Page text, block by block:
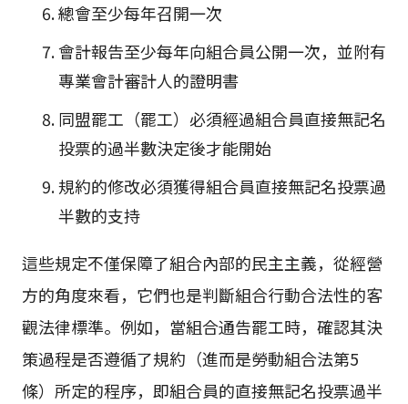
總會至少每年召開一次
會計報告至少每年向組合員公開一次，並附有
專業會計審計人的證明書
同盟罷工（罷工）必須經過組合員直接無記名
投票的過半數決定後才能開始
規約的修改必須獲得組合員直接無記名投票過
半數的支持
這些規定不僅保障了組合內部的民主主義，從經營
方的角度來看，它們也是判斷組合行動合法性的客
觀法律標準。例如，當組合通告罷工時，確認其決
策過程是否遵循了規約（進而是勞動組合法第5
條）所定的程序，即組合員的直接無記名投票過半